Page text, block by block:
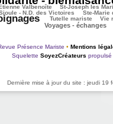
Valbenoîte
St-Joseph les
- N.D. des Victoires
Ste-Marie
Tutelle mariste Vie
Voyages - échanges
Présence Mariste • Mentions
Squelette SoyezCréateurs
Dernière mise à jour du site : jeudi 19